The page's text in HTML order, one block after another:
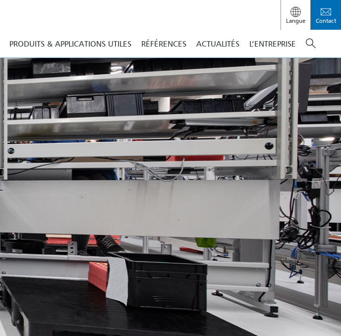
PRODUITS & APPLICATIONS UTILES RÉFÉRENCES ACTUALITÉS L’ENTREPRISE
Langue Contact